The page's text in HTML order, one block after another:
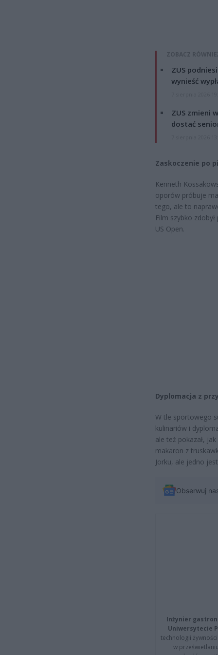
ZOBACZ
ZUS
wynieść
ZUS zmieni
dostać
Zaskoczenie po
Kenneth
oporów próbuje
tego, ale to
Film szybko
US Open.
Dyplomacja z
W tle sportowego
kulinariów i
ale też pokazał,
makaron z
Jorku, ale jedno
Obserwuj
Inżynier
Uniwersytecie
technologii
w